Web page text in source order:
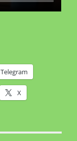
Telegram
X